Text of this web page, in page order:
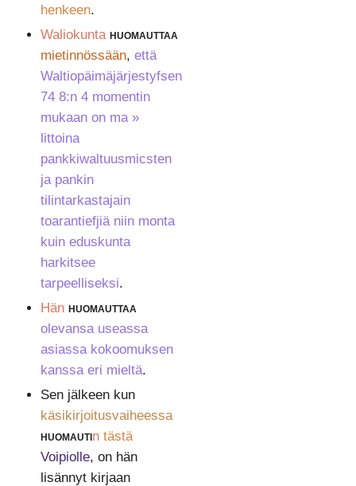
henkeen.
Waliokunta huomauttaa
mietinnössään, että
Waltiopäimäjärjestyfsen
74 8:n 4 momentin
mukaan on ma »
littoina
pankkiwaltuusmicsten
ja pankin
tilintarkastajain
toarantiefjiä niin monta
kuin eduskunta
harkitsee
tarpeelliseksi.
Hän huomauttaa
olevansa useassa
asiassa kokoomuksen
kanssa eri mieltä.
Sen jälkeen kun
käsikirjoitusvaiheessa
huomautin tästä
Voipiolle, on hän
lisännyt kirjaan